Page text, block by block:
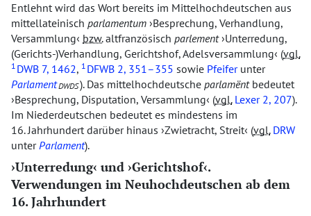
Entlehnt wird das Wort bereits im Mittelhochdeutschen aus
mittellateinisch parlamentum Besprechung, Verhandlung,
Versammlung bzw.altfranzösisch parlement Unterredung,
(Gerichts-)Verhandlung, Gerichtshof, Adelsversammlung (vgl.
1 DWB 7, 1462, 1 DFWB 2, 351–355 sowie Pfeiferunter
ParlamentDWDS). Das mittelhochdeutsche parlamëntbedeutet
Besprechung, Disputation, Versammlung (vgl. Lexer 2, 207).
Im Niederdeutschen bedeutet es mindestens im
16. Jahrhundert darüber hinaus Zwietracht, Streit (vgl. DRW
unterParlament).
Unterredung und Gerichtshof .
Verwendungen im Neuhochdeutschen ab dem
16. Jahrhundert